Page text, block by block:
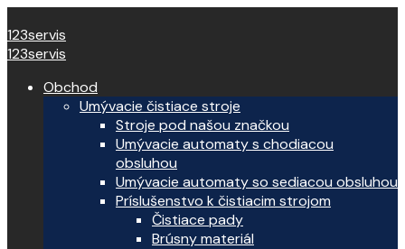
123servis
123servis
Obchod
Umývacie čistiace stroje
Stroje pod našou značkou
Umývacie automaty s chodiacou
obsluhou
Umývacie automaty so sediacou obsluhou
Príslušenstvo k čistiacim strojom
Čistiace pady
Brúsny materiál